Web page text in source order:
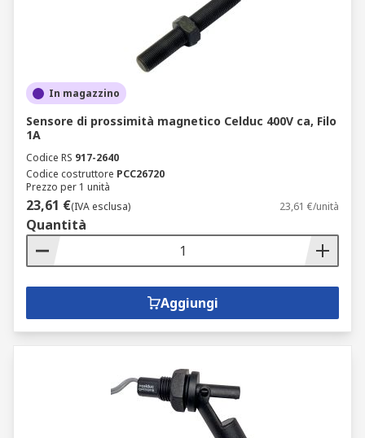
In magazzino
Sensore di prossimità magnetico Celduc 400V ca, Filo
1A
Codice RS 917-2640
Codice costruttore PCC26720
Prezzo per 1 unità
23,61 €(IVA esclusa) 23,61 €/unità
Quantità
Aggiungi